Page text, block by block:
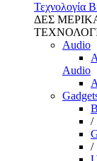
Τεχνολογία
ΔΕΣ
Audio
Audio
/
/